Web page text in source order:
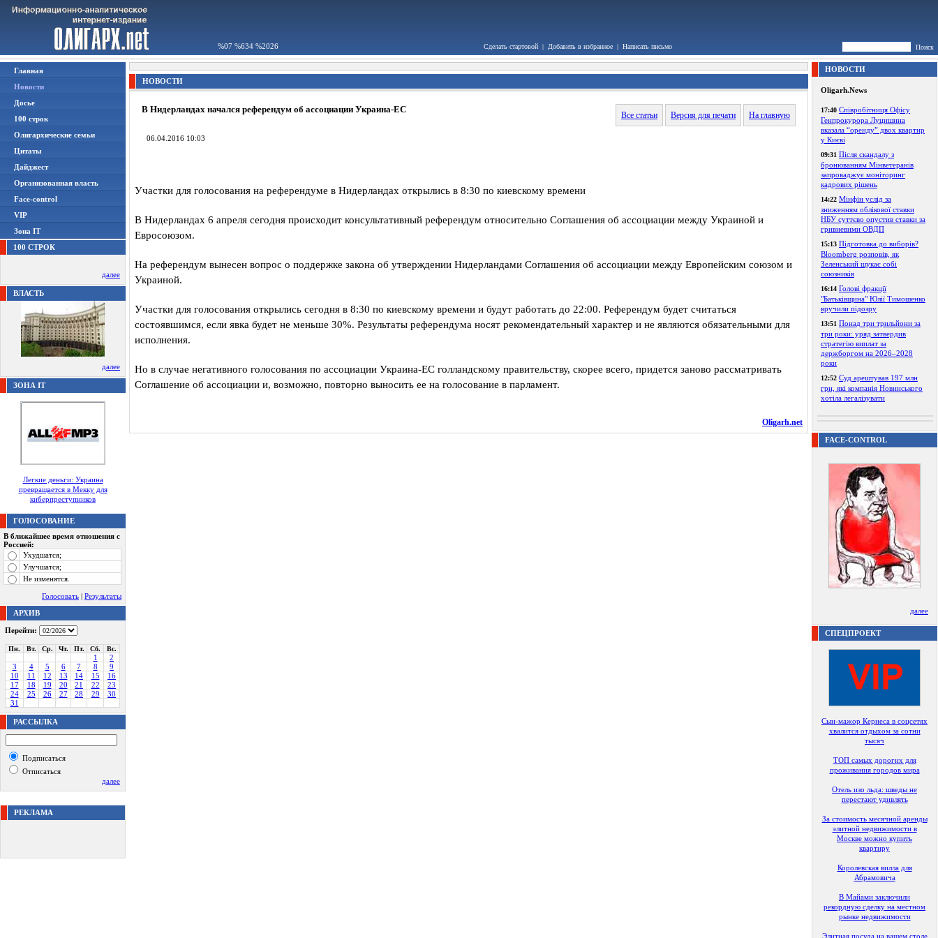
%07 %634 %2026 Сделать стартовой | Добавить в избранное | Написать письмо Поиск
Главная
Новости
Досье
100 строк
Олигархические семьи
Цитаты
Дайджест
Организованная власть
Face-control
VIP
Зона IT
100 СТРОК
далее
ВЛАСТЬ
далее
ЗОНА IT
Легкие деньги: Украина
превращается в Мекку для
киберпреступников
ГОЛОСОВАНИЕ
В ближайшее время отношения с
Россией:
Ухудшатся;
Улучшатся;
Не изменятся.
Голосовать | Результаты
АРХИВ
Перейти:
Пн. Вт. Ср. Чт. Пт. Сб. Вс.
1
2
3
4 5 6 7 8
9
10
11 12 13 14 15
16
17
18 19 20 21 22
23
24
25 26 27 28 29
30
31
РАССЫЛКА
Подписаться
Отписаться
далее
РЕКЛАМА
НОВОСТИ
В Нидерландах начался референдум об ассоциации Украина-ЕС
Все статьи Версия для печати На главную
06.04.2016 10:03
Участки для голосования на референдуме в Нидерландах открылись в 8:30 по киевскому времени
В Нидерландах 6 апреля сегодня происходит консультативный референдум относительно Соглашения об ассоциации между Украиной и
Евросоюзом.
На референдум вынесен вопрос о поддержке закона об утверждении Нидерландами Соглашения об ассоциации между Европейским союзом и
Украиной.
Участки для голосования открылись сегодня в 8:30 по киевскому времени и будут работать до 22:00. Референдум будет считаться
состоявшимся, если явка будет не меньше 30%. Результаты референдума носят рекомендательный характер и не являются обязательными для
исполнения.
Но в случае негативного голосования по ассоциации Украина-ЕС голландскому правительству, скорее всего, придется заново рассматривать
Соглашение об ассоциации и, возможно, повторно выносить ее на голосование в парламент.
Oligarh.net
НОВОСТИ
Oligarh.News
17:40 Співробітниця Офісу
Генпрокурора Луцишина
вказала “оренду” двох квартир
у Києві
09:31 Після скандалу з
бронюванням Мінветеранів
запроваджує моніторинг
кадрових рішень
14:22 Мінфін услід за
зниженням облікової ставки
НБУ суттєво опустив ставки за
гривневими ОВДП
15:13 Підготовка до виборів?
Bloomberg розповів, як
Зеленський шукає собі
союзників
16:14 Голові фракції
"Батьківщина" Юлії Тимошенко
вручили підозру
13:51 Понад три трильйони за
три роки: уряд затвердив
стратегію виплат за
держборгом на 2026–2028
роки
12:52 Суд арештував 197 млн
грн, які компанія Новинського
хотіла легалізувати
FACE-CONTROL
далее
СПЕЦПРОЕКТ
Сын-мажор Кернеса в соцсетях
хвалится отдыхом за сотни
тысяч
ТОП самых дорогих для
проживания городов мира
Отель изо льда: шведы не
перестают удивлять
За стоимость месячной аренды
элитной недвижимости в
Москве можно купить
квартиру
Королевская вилла для
Абрамовича
В Майами заключили
рекордную сделку на местном
рынке недвижимости
Элитная посуда на вашем столе